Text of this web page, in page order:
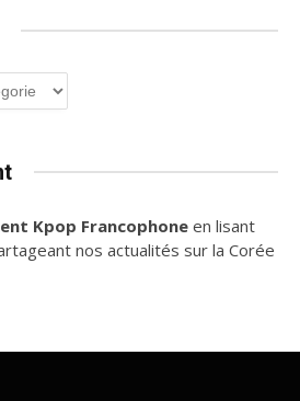
Kpop Francophone en lisant
nos actualités sur la Corée